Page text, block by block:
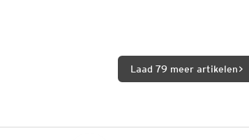
Laad 79 meer artikelen